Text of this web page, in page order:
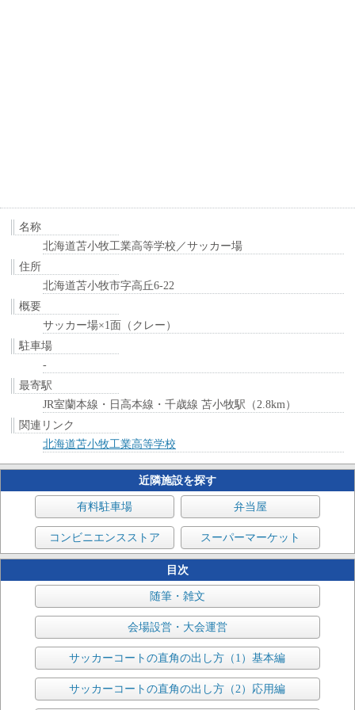
名称
北海道苫小牧工業高等学校／サッカー場
住所
北海道苫小牧市字高丘6-22
概要
サッカー場×1面（クレー）
駐車場
-
最寄駅
JR室蘭本線・日高本線・千歳線 苫小牧駅（2.8km）
関連リンク
北海道苫小牧工業高等学校
近隣施設を探す
有料駐車場 弁当屋
コンビニエンスストア スーパーマーケット
目次
随筆・雑文
会場設営・大会運営
サッカーコートの直角の出し方（1）基本編
サッカーコートの直角の出し方（2）応用編